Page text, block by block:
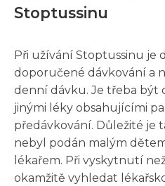
Stoptussinu
Při užívání Stoptussinu je
doporučené dávkování a
denní dávku. Je třeba být
jinými léky obsahujícími
předávkování. Důležité je
nebyl podán malým
lékařem. Při vyskytnutí
okamžitě vyhledat